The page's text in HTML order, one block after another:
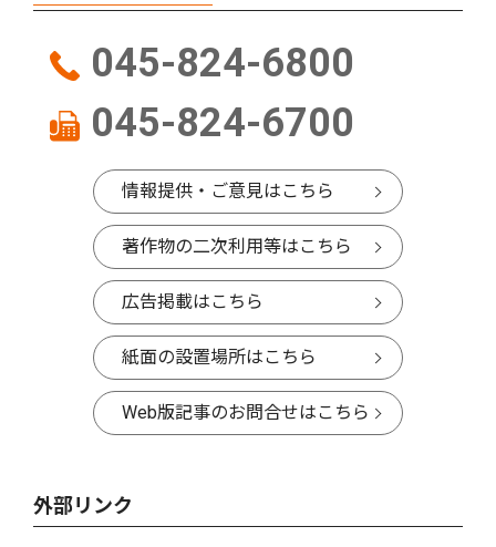
045-824-6800
045-824-6700
情報提供・ご意見はこちら
著作物の二次利用等はこちら
広告掲載はこちら
紙面の設置場所はこちら
Web版記事のお問合せはこちら
外部リンク